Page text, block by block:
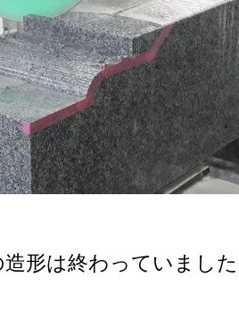
造形は終わっていまし